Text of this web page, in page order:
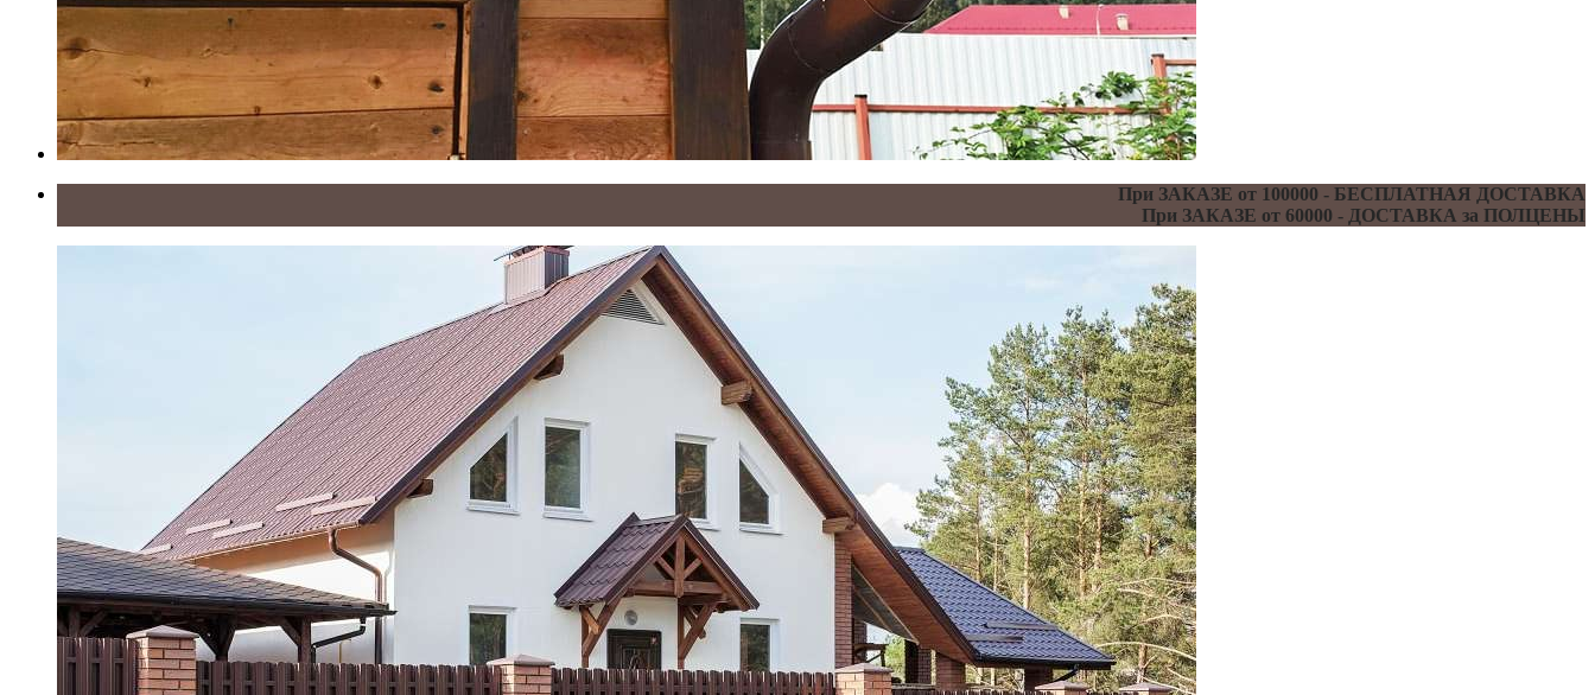
При ЗАКАЗЕ от 100000 - БЕСПЛАТНАЯ ДОСТАВКА
При ЗАКАЗЕ от 60000 - ДОСТАВКА за ПОЛЦЕНЫ